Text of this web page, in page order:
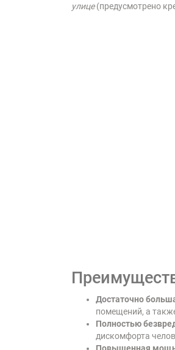
улице(предусмотрено
Достаточно
помещений, а
Полностью
дискомфорта
Повышенная